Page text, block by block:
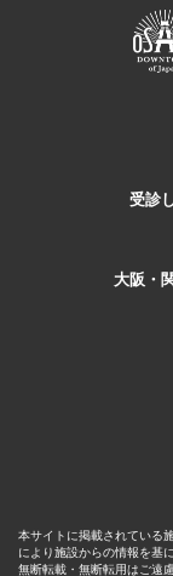
受診
大阪・
本サイトに掲載されている
により施設からの情報を基
無断転載・無断転用はご遠